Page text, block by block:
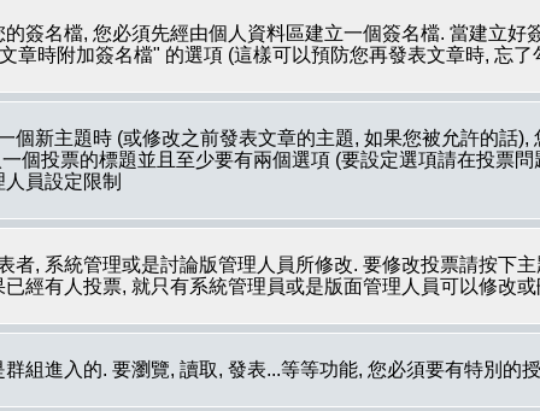
簽名檔, 您必須先經由個人資料區建立一個簽名檔. 當建立好
章時附加簽名檔" 的選項 (這樣可以預防您再發表文章時, 忘
個新主題時 (或修改之前發表文章的主題, 如果您被允許的話
個投票的標題並且至少要有兩個選項 (要設定選項請在投票
員設定限制
者, 系統管理或是討論版管理人員所修改. 要修改投票請按下
經有人投票, 就只有系統管理員或是版面管理人員可以修改
組進入的. 要瀏覽, 讀取, 發表...等等功能, 您必須要有特別